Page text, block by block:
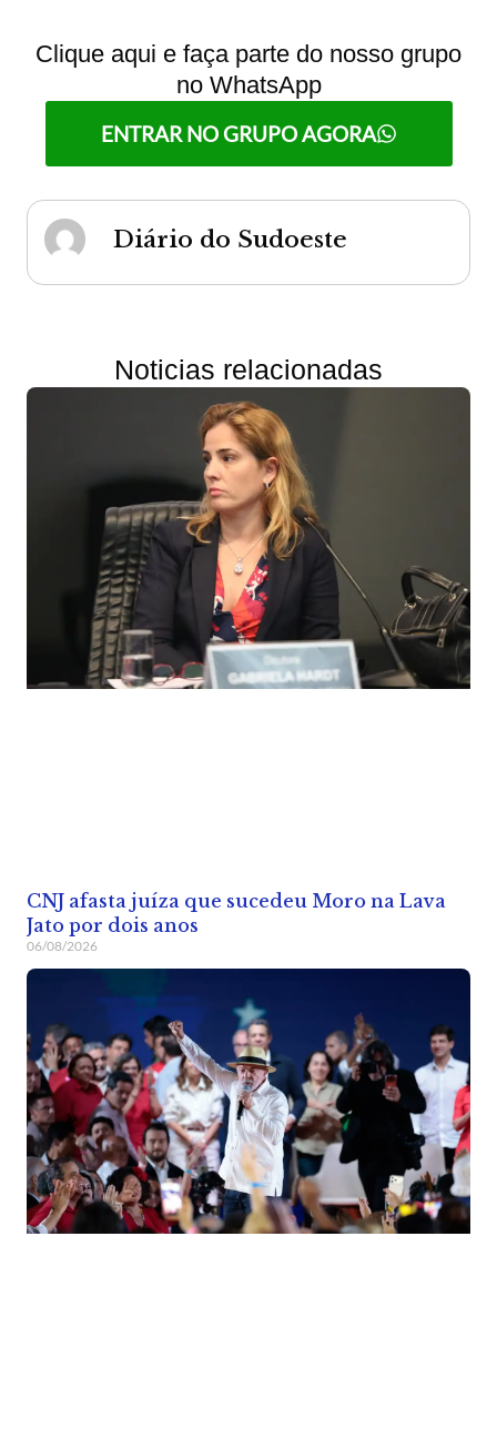
Clique aqui e faça parte do nosso grupo
no WhatsApp
ENTRAR NO GRUPO AGORA
Diário do Sudoeste
Noticias relacionadas
CNJ afasta juíza que sucedeu Moro na Lava
Jato por dois anos
06/08/2026